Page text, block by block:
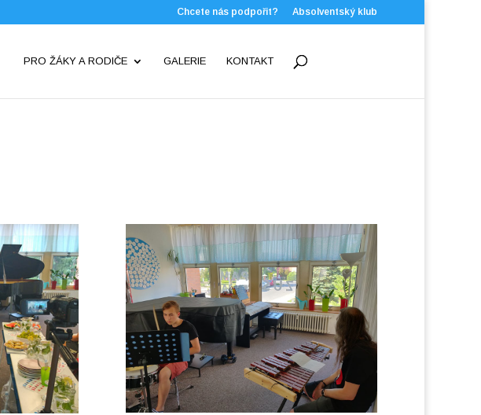
Chcete nás podpořit? Absolventský klub
PRO ŽÁKY A RODIČE GALERIE KONTAKT